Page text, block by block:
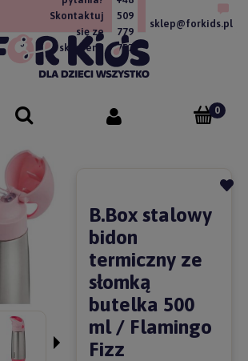
Skontaktuj
się ze
sklepem!
509
779
757
sklep@forkids.pl
B.Box stalowy
bidon
termiczny ze
słomką
butelka 500
ml / Flamingo
Fizz